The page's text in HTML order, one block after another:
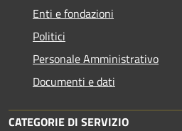
Enti e fondazioni
Politici
Personale Amministrativo
Documenti e dati
CATEGORIE DI SERVIZIO